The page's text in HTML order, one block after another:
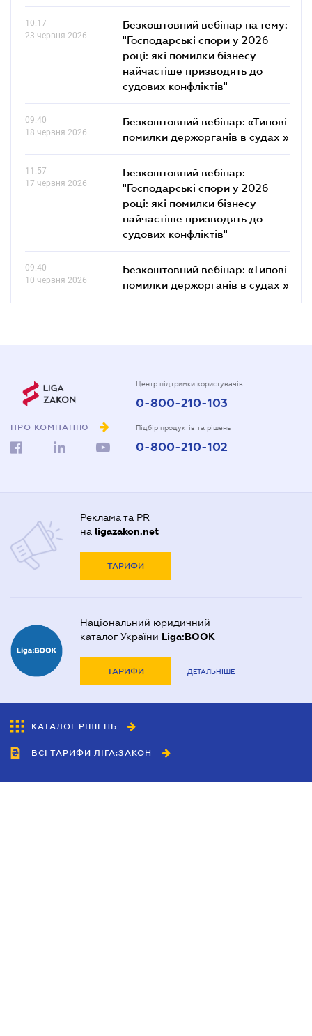
10.17
23 червня 2026
Безкоштовний вебінар на тему:
"Господарські спори у 2026
році: які помилки бізнесу
найчастіше призводять до
судових конфліктів"
09.40
18 червня 2026
Безкоштовний вебінар: «Типові
помилки держорганів в судах »
11.57
17 червня 2026
Безкоштовний вебінар:
"Господарські спори у 2026
році: які помилки бізнесу
найчастіше призводять до
судових конфліктів"
09.40
10 червня 2026
Безкоштовний вебінар: «Типові
помилки держорганів в судах »
ПРО КОМПАНІЮ
Центр підтримки користувачів
0-800-210-103
Підбір продуктів та рішень
0-800-210-102
Реклама та PR
на ligazakon.net
ТАРИФИ
Національний юридичний
каталог України Liga:BOOK
ТАРИФИ ДЕТАЛЬНІШЕ
КАТАЛОГ РІШЕНЬ
ВСІ ТАРИФИ ЛІГА:ЗАКОН